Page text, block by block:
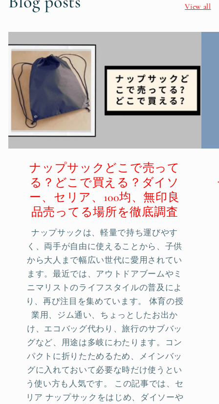
View all
ナップサックどこで売って
る？どこで買える？ダイソ
ー、セリア、100均、無印良
品売ってる場所を徹底調査
ナップサックは、軽量で持ち運びやす
く、両手が自由に使えることから、子供
から大人まで幅広い世代に愛用されてい
ます。最近では、アウトドアブームやミ
ニマリストのライフスタイルの普及によ
り、再び注目を集めています。 体育の授
業用、ジム通い、ちょっとしたお出か
け、エコバッグ代わり、旅行のサブバッ
グなど、用途は多岐にわたります。コン
パクトに折りたためるため、メインバッ
グに入れておいて必要な時だけ使うとい
う使い方も人気です。 この記事では、セ
リア ナップサックをはじめ、ダイソーや